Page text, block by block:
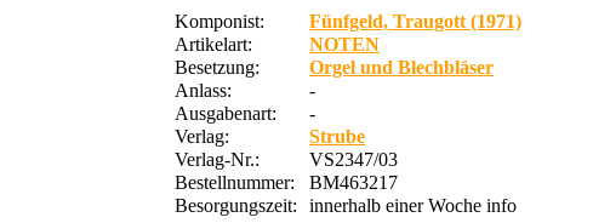
Komponist:
Fünfgeld, Traugott (1971)
Artikelart:
NOTEN
Besetzung:
Orgel und Blechbläser
Anlass:
-
Ausgabenart:
-
Verlag:
Strube
Verlag-Nr.:
VS2347/03
Bestellnummer:
BM463217
Besorgungszeit:
innerhalb einer Woche info